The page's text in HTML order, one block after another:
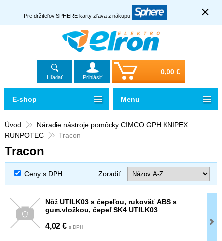
Pre držiteľov SPHERE karty zľava z nákupu ×
Hľadať Prihlásiť
0,00 €
Úvod
Náradie nástroje pomôcky CIMCO GPH KNIPEX
RUNPOTEC
Tracon
Tracon
Ceny s DPH Zoradiť:
Nôž UTILK03 s čepeľou, rukoväť ABS s
gum.vložkou, čepeľ SK4 UTILK03
4,02 € s DPH
E-shop Menu